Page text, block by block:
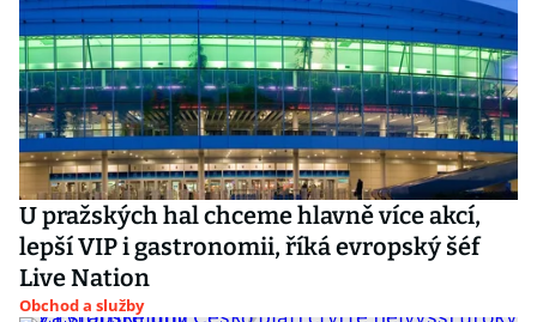
U pražských hal chceme hlavně více akcí,
lepší VIP i gastronomii, říká evropský šéf
Live Nation
Obchod a služby